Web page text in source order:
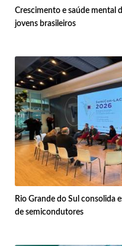
Crescimento e saúde mental
jovens brasileiros
Rio Grande do Sul consolida
de semicondutores